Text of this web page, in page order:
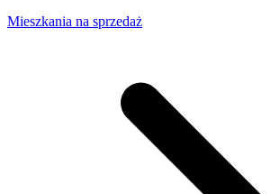
Mieszkania na sprzedaż